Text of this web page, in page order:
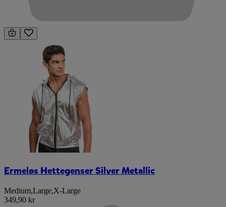
Ermeløs Hettegenser Silver Metallic
Medium,Large,X-Large
349,90 kr